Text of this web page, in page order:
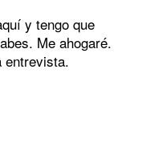
y tengo que
Me ahogaré.
entrevista.